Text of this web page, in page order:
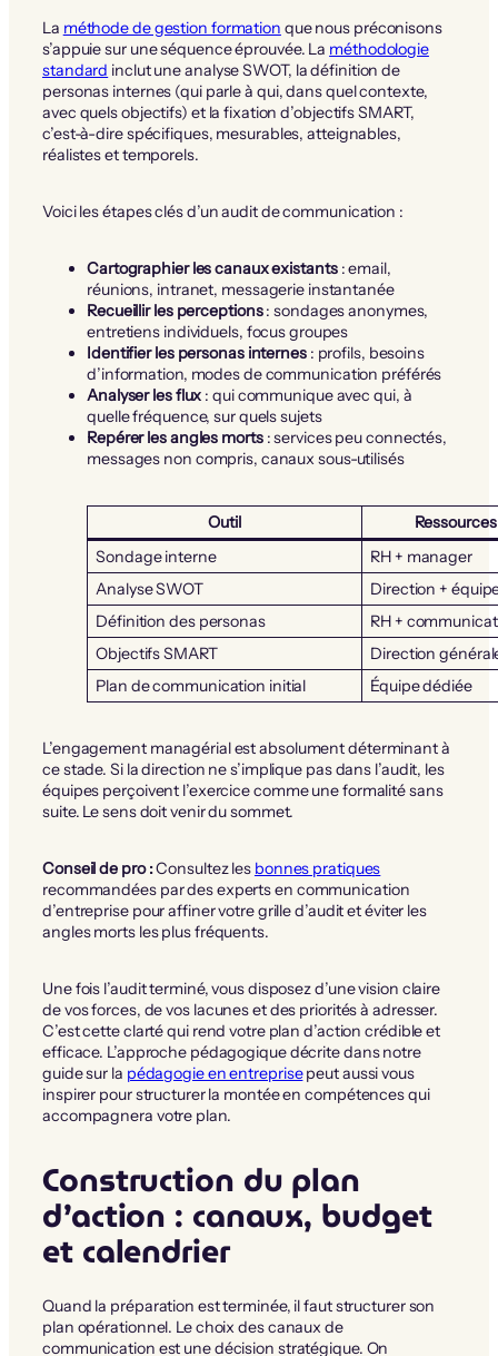
La méthode de gestion formation que nous préconisons
s’appuie sur une séquence éprouvée. La méthodologie
standard inclut une analyse SWOT, la définition de
personas internes (qui parle à qui, dans quel contexte,
avec quels objectifs) et la fixation d’objectifs SMART,
c’est-à-dire spécifiques, mesurables, atteignables,
réalistes et temporels.
Voici les étapes clés d’un audit de communication :
Cartographier les canaux existants: email,
réunions, intranet, messagerie instantanée
Recueillir les perceptions: sondages anonymes,
entretiens individuels, focus groupes
Identifier les personas internes: profils, besoins
d’information, modes de communication préférés
Analyser les flux : qui communique avec qui, à
quelle fréquence, sur quels sujets
Repérer les angles morts: services peu connectés,
messages non compris, canaux sous-utilisés
Outil
Sondage interne
RH + manager
Analyse SWOT
Direction +
Définition des personas
RH +
Objectifs SMART
Direction
Plan de communication initial
Équipe dédiée
L’engagement managérial est absolument déterminant à
ce stade. Si la direction ne s’implique pas dans l’audit, les
équipes perçoivent l’exercice comme une formalité sans
suite. Le sens doit venir du sommet.
Conseil de pro :Consultez les bonnes pratiques
recommandées par des experts en communication
d’entreprise pour affiner votre grille d’audit et éviter les
angles morts les plus fréquents.
Une fois l’audit terminé, vous disposez d’une vision claire
de vos forces, de vos lacunes et des priorités à adresser.
C’est cette clarté qui rend votre plan d’action crédible et
efficace. L’approche pédagogique décrite dans notre
guide sur la pédagogie en entreprisepeut aussi vous
inspirer pour structurer la montée en compétences qui
accompagnera votre plan.
Construction du plan
d’action : canaux, budget
et calendrier
Quand la préparation est terminée, il faut structurer son
plan opérationnel. Le choix des canaux de
communication est une décision stratégique. On